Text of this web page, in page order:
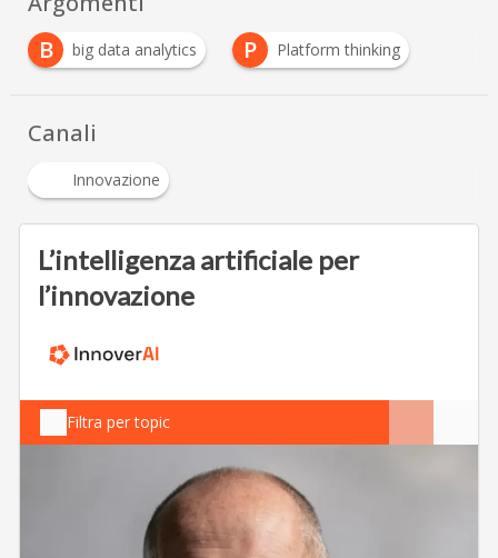
B
big data analytics P Platform thinking
Canali
Innovazione
L’intelligenza artificiale per
l’innovazione
Filtra per topic